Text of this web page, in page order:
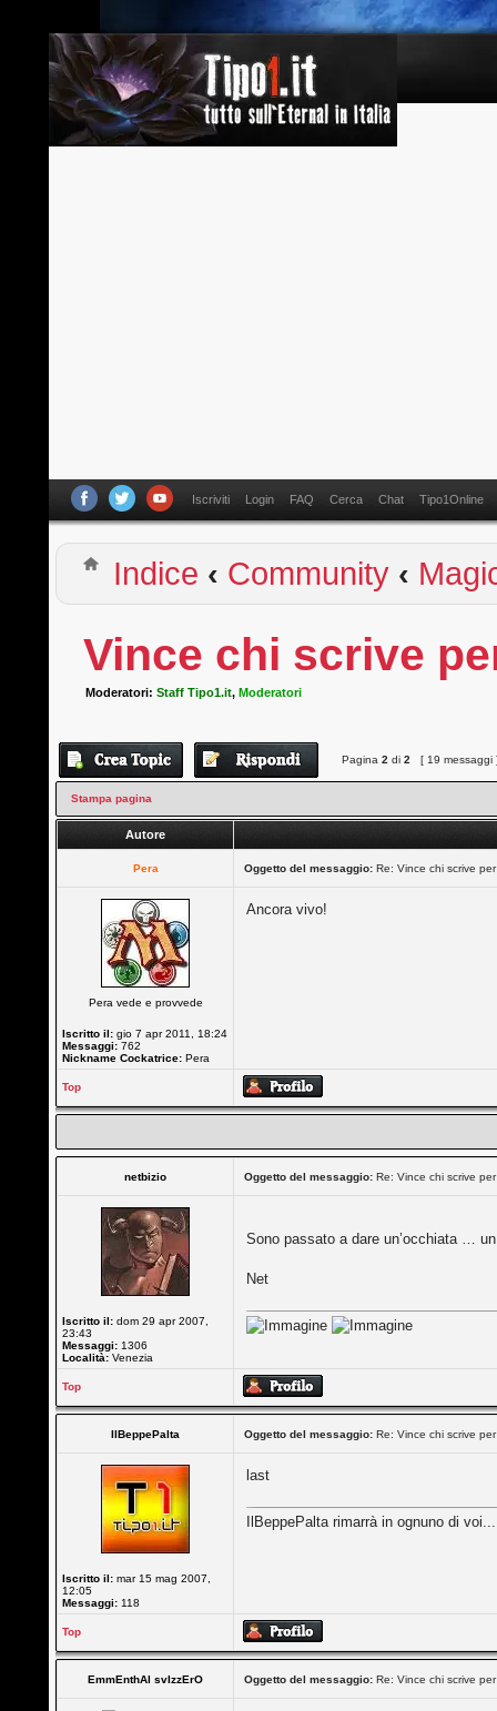
Iscriviti Login FAQ Cerca Chat Tipo1Online
Indice ‹ Community ‹
Vince chi scrive
Moderatori:Staff Tipo1.it,Moderatori
Pagina2 di2 [ 19 messaggi
Stampa pagina
Autore
Pera Oggetto del messaggio: Re: Vince chi scrive
Pera vede e provvede
Iscritto il: gio 7 apr 2011, 18:24
Messaggi: 762
Nickname Cockatrice: Pera
Ancora vivo!
Top
netbizio Oggetto del messaggio: Re: Vince chi scrive
Iscritto il: dom 29 apr 2007,
23:43
Messaggi: 1306
Località: Venezia
Sono passato a dare un’occhiata …
Net
Top
IlBeppePalta Oggetto del messaggio: Re: Vince chi scrive
Iscritto il: mar 15 mag 2007,
12:05
Messaggi: 118
last
IlBeppePalta rimarrà in ognuno di voi...
Top
EmmEnthAl svIzzErO Oggetto del messaggio: Re: Vince chi scrive